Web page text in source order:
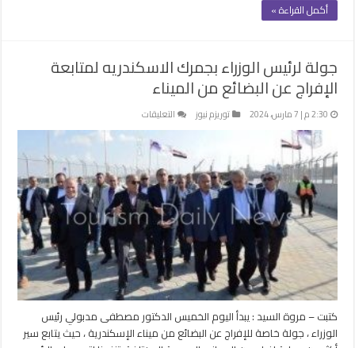
أكمل القراءة »
جولة لرئيس الوزراء بجمرك الاسكندريه لمتابعة
الإفراج عن البضائع من الميناء
2:30 م | 7 مارس، 2024 توريزم نيوز التعليقات
جولة
لرئيس
الوزراء
بجمرك
الاسكندريه
لمتابعة
الإفراج
عن
البضائع
من
الميناء
مغلقة
كتبت – مروة السيد : يبدأ اليوم الخميس الدكتور مصطفى مدبولي رئيس
الوزراء ، جولة خاصة للإفراج عن البضائع من ميناء الإسكندرية ، حيث يتابع سير